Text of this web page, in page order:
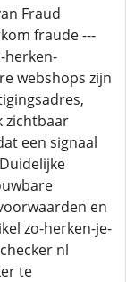
Fraud
fraude ---
herken-
webshops zijn
zichtbaar
een signaal
en
zo-herken-je-
nl
te